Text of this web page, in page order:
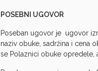
POSEBNI UGOVOR
Poseban ugovor je ugovor
naziv obuke, sadržina i cena
se Polaznici obuke opredele,